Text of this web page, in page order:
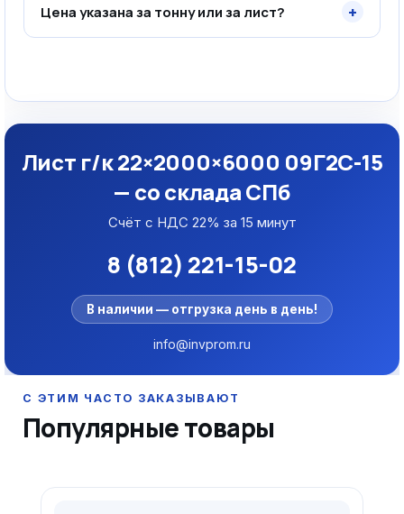
Цена указана за тонну или за лист? +
Лист г/к 22×2000×6000 09Г2С-15
— со склада СПб
Счёт с НДС 22% за 15 минут
8 (812) 221-15-02
В наличии — отгрузка день в день!
info@invprom.ru
Популярные товары